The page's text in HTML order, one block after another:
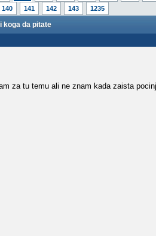
140 141 142 143 1235
koga da pitate
za tu temu ali ne znam kada zaista